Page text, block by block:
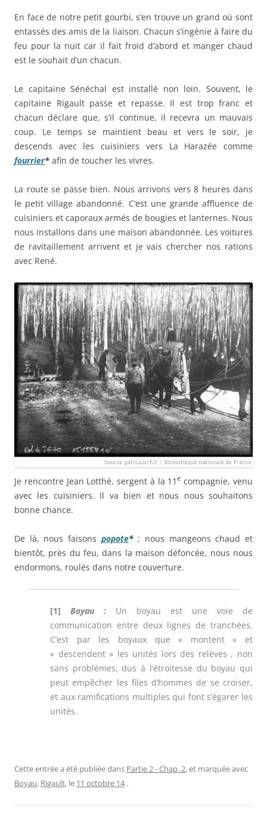
En face de notre petit gourbi, s’en trouve un grand où sont
entassés des amis de la liaison. Chacun s’ingénie à faire du
feu pour la nuit car il fait froid d’abord et manger chaud
est le souhait d’un chacun.
Le capitaine Sénéchal est installé non loin. Souvent, le
capitaine Rigault passe et repasse. Il est trop franc et
chacun déclare que, s’il continue, il recevra un mauvais
coup. Le temps se maintient beau et vers le soir, je
descends avec les cuisiniers vers La Harazée comme
fourrier* afin de toucher les vivres.
La route se passe bien. Nous arrivons vers 8 heures dans
le petit village abandonné. C’est une grande affluence de
cuisiniers et caporaux armés de bougies et lanternes. Nous
nous installons dans une maison abandonnée. Les voitures
de ravitaillement arrivent et je vais chercher nos rations
avec René.
Je rencontre Jean Lotthé, sergent à la 11e compagnie, venu
avec les cuisiniers. Il va bien et nous nous souhaitons
bonne chance.
De là, nous faisons popote* ; nous mangeons chaud et
bientôt, près du feu, dans la maison défoncée, nous nous
endormons, roulés dans notre couverture.
[1] Boyau : Un boyau est une voie de
communication entre deux lignes de tranchées.
C’est par les boyaux que « montent » et
« descendent » les unités lors des relèves , non
sans problèmes, dus à l’étroitesse du boyau qui
peut empêcher les files d’hommes de se croiser,
et aux ramifications multiples qui font s’égarer les
unités.
Cette entrée a été publiée dans Partie 2 - Chap. 2, et marquée avec
Boyau, Rigault, le 11 octobre 14 .